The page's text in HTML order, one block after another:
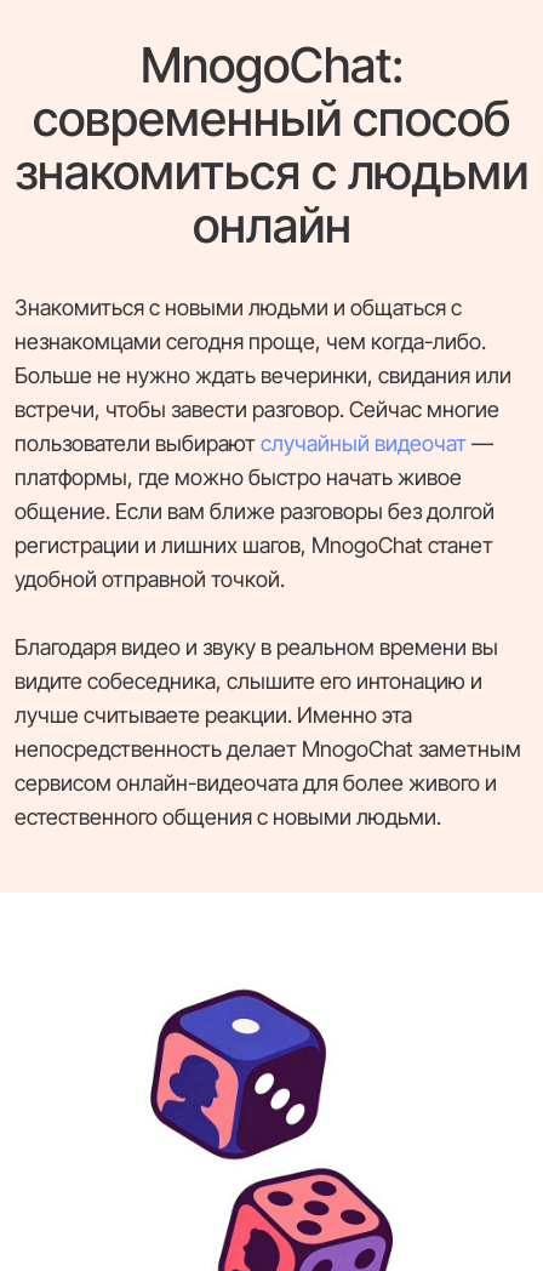
MnogoChat:
современный способ
знакомиться с людьми
онлайн
Знакомиться с новыми людьми и общаться с
незнакомцами сегодня проще, чем когда-либо.
Больше не нужно ждать вечеринки, свидания или
встречи, чтобы завести разговор. Сейчас многие
пользователи выбираютслучайный видеочат—
платформы, где можно быстро начать живое
общение. Если вам ближе разговоры без долгой
регистрации и лишних шагов, MnogoChat станет
удобной отправной точкой.
Благодаря видео и звуку в реальном времени вы
видите собеседника, слышите его интонацию и
лучше считываете реакции. Именно эта
непосредственность делает MnogoChat заметным
сервисом онлайн-видеочата для более живого и
естественного общения с новыми людьми.